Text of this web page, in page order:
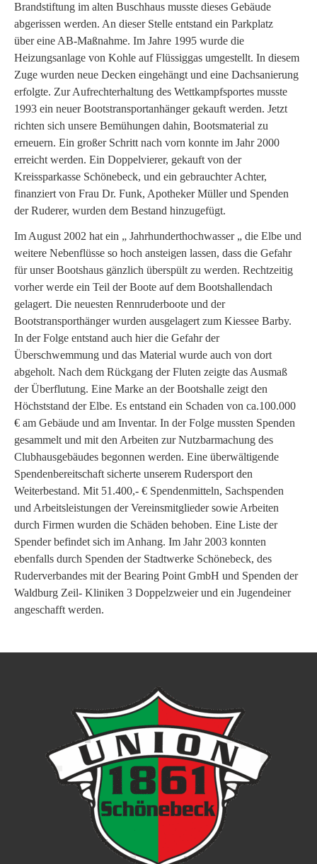
Brandstiftung im alten Buschhaus musste dieses Gebäude
abgerissen werden. An dieser Stelle entstand ein Parkplatz
über eine AB-Maßnahme. Im Jahre 1995 wurde die
Heizungsanlage von Kohle auf Flüssiggas umgestellt. In diesem
Zuge wurden neue Decken eingehängt und eine Dachsanierung
erfolgte. Zur Aufrechterhaltung des Wettkampfsportes musste
1993 ein neuer Bootstransportanhänger gekauft werden. Jetzt
richten sich unsere Bemühungen dahin, Bootsmaterial zu
erneuern. Ein großer Schritt nach vorn konnte im Jahr 2000
erreicht werden. Ein Doppelvierer, gekauft von der
Kreissparkasse Schönebeck, und ein gebrauchter Achter,
finanziert von Frau Dr. Funk, Apotheker Müller und Spenden
der Ruderer, wurden dem Bestand hinzugefügt.
Im August 2002 hat ein „ Jahrhunderthochwasser „ die Elbe und
weitere Nebenflüsse so hoch ansteigen lassen, dass die Gefahr
für unser Bootshaus gänzlich überspült zu werden. Rechtzeitig
vorher werde ein Teil der Boote auf dem Bootshallendach
gelagert. Die neuesten Rennruderboote und der
Bootstransporthänger wurden ausgelagert zum Kiessee Barby.
In der Folge entstand auch hier die Gefahr der
Überschwemmung und das Material wurde auch von dort
abgeholt. Nach dem Rückgang der Fluten zeigte das Ausmaß
der Überflutung. Eine Marke an der Bootshalle zeigt den
Höchststand der Elbe. Es entstand ein Schaden von ca.100.000
€ am Gebäude und am Inventar. In der Folge mussten Spenden
gesammelt und mit den Arbeiten zur Nutzbarmachung des
Clubhausgebäudes begonnen werden. Eine überwältigende
Spendenbereitschaft sicherte unserem Rudersport den
Weiterbestand. Mit 51.400,- € Spendenmitteln, Sachspenden
und Arbeitsleistungen der Vereinsmitglieder sowie Arbeiten
durch Firmen wurden die Schäden behoben. Eine Liste der
Spender befindet sich im Anhang. Im Jahr 2003 konnten
ebenfalls durch Spenden der Stadtwerke Schönebeck, des
Ruderverbandes mit der Bearing Point GmbH und Spenden der
Waldburg Zeil- Kliniken 3 Doppelzweier und ein Jugendeiner
angeschafft werden.